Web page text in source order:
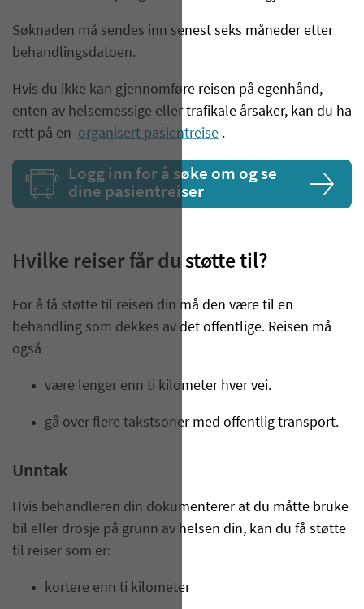
Søknaden må sendes inn senest seks måneder etter
behandlingsdatoen.
Hvis du ikke kan gjennomføre reisen på egenhånd,
enten av helsemessige eller trafikale årsaker, kan du ha
rett på en organisert pasientreise .
Logg inn for å søke om og se
dine pasientreiser
Hvilke reiser får du støtte til?
For å få støtte til reisen din må den være til en
behandling som dekkes av det offentlige. Reisen må
også
være lenger enn ti kilometer hver vei.
gå over flere takstsoner med offentlig transport.
Unntak
Hvis behandleren din dokumenterer at du måtte bruke
bil eller drosje på grunn av helsen din, kan du få støtte
til reiser som er:
kortere enn ti kilometer